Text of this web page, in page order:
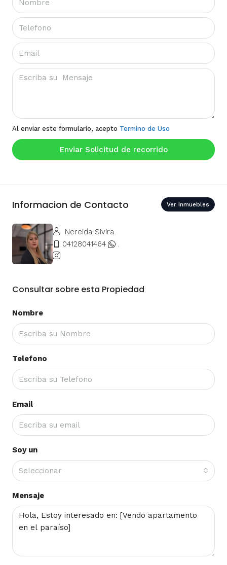
Al enviar este formulario, acepto Termino de Uso
Enviar Solicitud de recorrido
Informacion de Contacto Ver Inmuebles
Nereida Sivira
04128041464
.
Consultar sobre esta Propiedad
Nombre
Telefono
Email
Soy un
Seleccionar
Mensaje